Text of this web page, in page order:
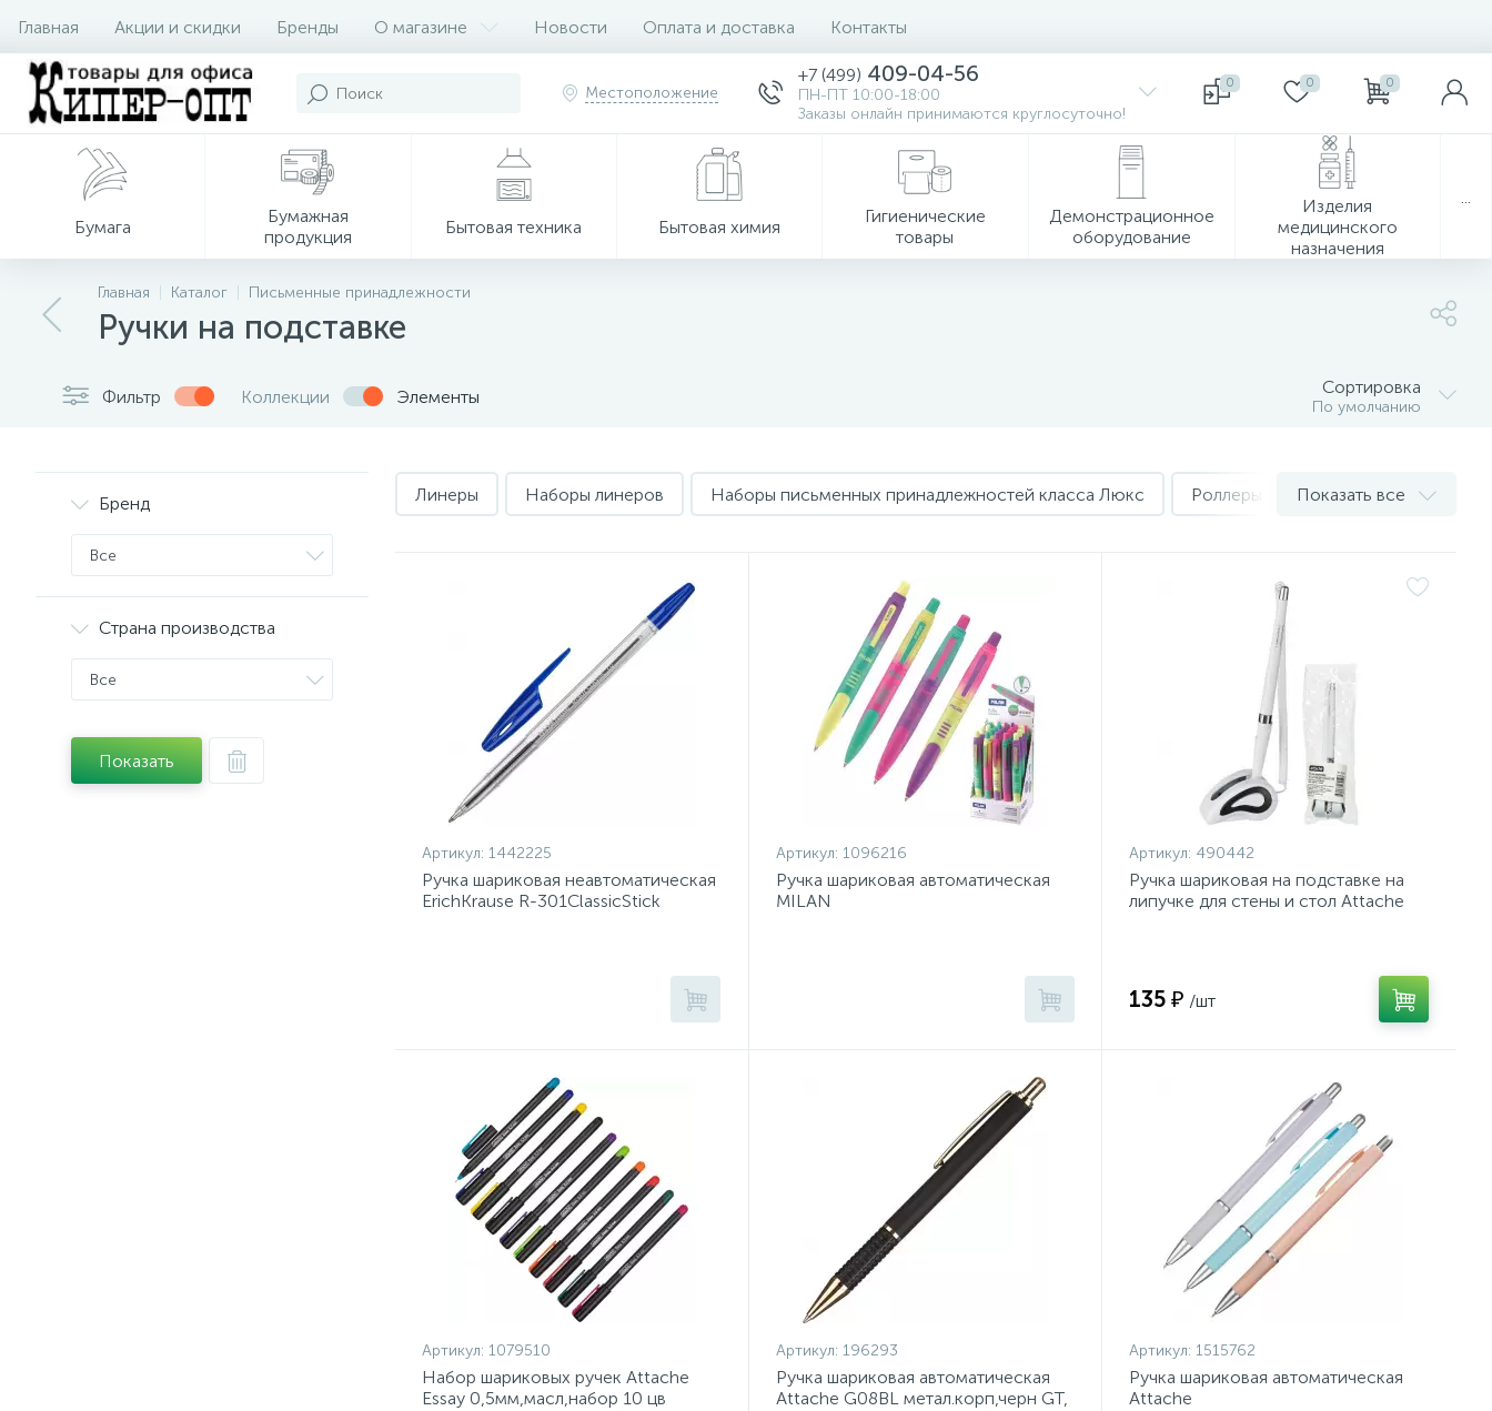
Главная Акции и скидки Бренды О магазине Новости Оплата и доставка Контакты
Местоположение
+7 (499) 409-04-56
ПН-ПТ 10:00-18:00
Заказы онлайн принимаются круглосуточно!
0 0 0
Бумага
Бумажная
продукция
Бытовая техника Бытовая химия
Гигиенические
товары
Демонстрационное
оборудование
Изделия
медицинского
назначения
Главная Каталог Письменные принадлежности
Ручки на подставке
Фильтр Коллекции Элементы Сортировка
По умолчанию
Бренд
Все
Страна производства
Все
Показать
Линеры Наборы линеров Наборы письменных принадлежностей класса Люкс Роллеры Ручки гелевые
Показать все
Артикул: 1442225
Ручка шариковая неавтоматическая
ErichKrause R-301ClassicStick
Артикул: 1096216
Ручка шариковая автоматическая
MILAN
Артикул: 490442
Ручка шариковая на подставке на
липучке для стены и стол Attache
135 ₽ /шт
Артикул: 1079510
Набор шариковых ручек Attache
Essay 0,5мм,масл,набор 10 цв
Артикул: 196293
Ручка шариковая автоматическая
Attache G08BL метал.корп,черн GT,
Артикул: 1515762
Ручка шариковая автоматическая
Attache